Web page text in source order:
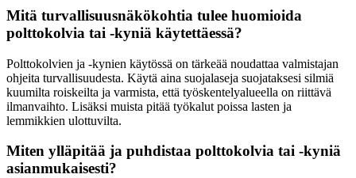
Mitä turvallisuusnäkökohtia tulee huomioida
polttokolvia tai -kyniä käytettäessä?
Polttokolvien ja -kynien käytössä on tärkeää noudattaa valmistajan
ohjeita turvallisuudesta. Käytä aina suojalaseja suojataksesi silmiä
kuumilta roiskeilta ja varmista, että työskentelyalueella on riittävä
ilmanvaihto. Lisäksi muista pitää työkalut poissa lasten ja
lemmikkien ulottuvilta.
Miten ylläpitää ja puhdistaa polttokolvia tai -kyniä
asianmukaisesti?